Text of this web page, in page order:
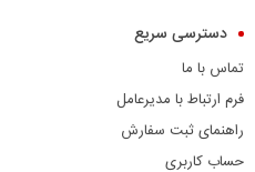
دسترسی سریع
تماس با ما
فرم ارتباط با مدیرعامل
راهنمای ثبت سفارش
حساب کاربری